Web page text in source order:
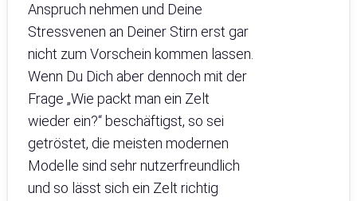
Anspruch nehmen und Deine
Stressvenen an Deiner Stirn erst gar
nicht zum Vorschein kommen lassen.
Wenn Du Dich aber dennoch mit der
Frage „Wie packt man ein Zelt
wieder ein?“ beschäftigst, so sei
getröstet, die meisten modernen
Modelle sind sehr nutzerfreundlich
und so lässt sich ein Zelt richtig